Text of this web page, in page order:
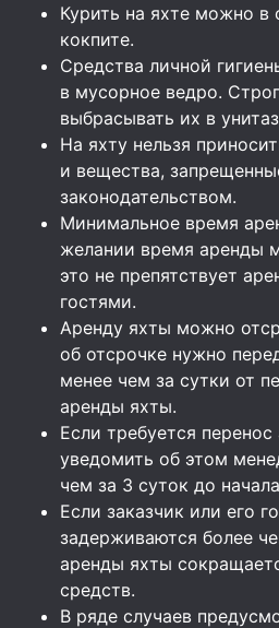
Курить на яхте можно в
кокпите.
Средства личной
в мусорное ведро.
выбрасывать их в
На яхту нельзя
и вещества,
законодательством.
Минимальное время
желании время аренды
это не препятствует
гостями.
Аренду яхты можно
об отсрочке нужно
менее чем за сутки от
аренды яхты.
Если требуется
уведомить об этом
чем за 3 суток до
Если заказчик или его
задерживаются более
аренды яхты
средств.
В ряде случаев